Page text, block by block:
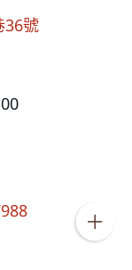
36號